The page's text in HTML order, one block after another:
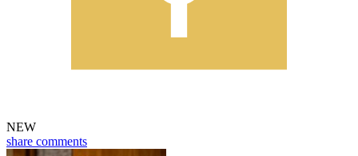
NEW
share comments